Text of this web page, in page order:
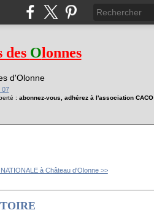
des Olonnes
d'Olonne
: abonnez-vous, adhérez à l'association CACO
à Château d'Olonne >>